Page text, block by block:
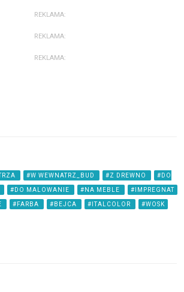
REKLAMA:
REKLAMA:
REKLAMA:
#W WEWNATRZ_BUD #Z DREWNO #DO
#DO MALOWANIE #NA MEBLE #IMPREGNAT
#FARBA #BEJCA #ITALCOLOR #WOSK